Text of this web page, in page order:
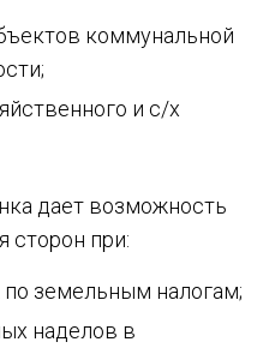
коммунальной
и с/х
дает возможность
сторон при:
земельным налогам;
наделов в